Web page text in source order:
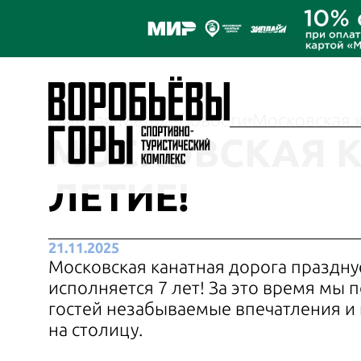
Главная Медиа Новости
МОСКОВСКАЯ
ЛЕТИЕ!
21.11.2025
Московская канатная дорога
исполняется 7 лет! За это время мы
гостей незабываемые впечатления
на столицу.